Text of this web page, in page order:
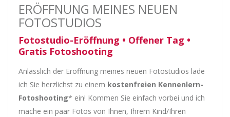
ERÖFFNUNG MEINES NEUEN
FOTOSTUDIOS
Fotostudio-Eröffnung • Offener Tag •
Gratis Fotoshooting
Anlässlich der Eröffnung meines neuen Fotostudios lade
ich Sie herzlichst zu einem kostenfreien Kennenlern-
Fotoshooting* ein! Kommen Sie einfach vorbei und ich
mache ein paar Fotos von Ihnen, Ihrem Kind/Ihren